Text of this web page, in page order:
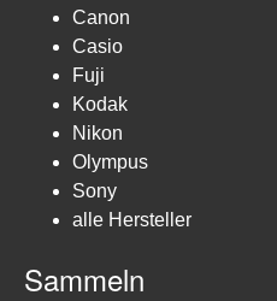
Canon
Casio
Fuji
Kodak
Nikon
Olympus
Sony
alle Hersteller
Sammeln